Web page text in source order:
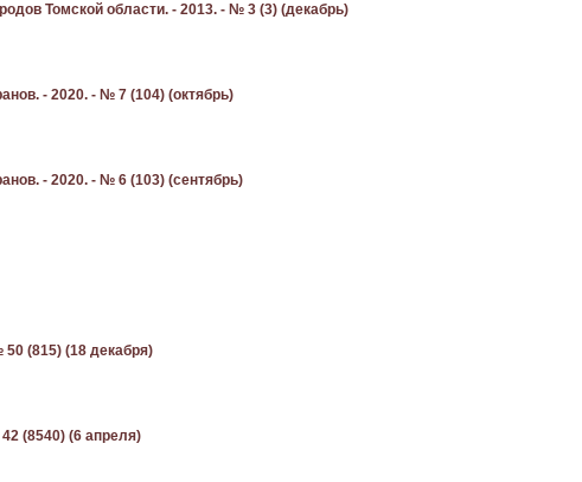
Томской области. - 2013. - № 3 (3) (декабрь)
- 2020. - № 7 (104) (октябрь)
- 2020. - № 6 (103) (сентябрь)
(815) (18 декабря)
(8540) (6 апреля)